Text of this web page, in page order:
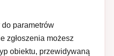
do parametrów
zgłoszenia możesz
obiektu, przewidywaną